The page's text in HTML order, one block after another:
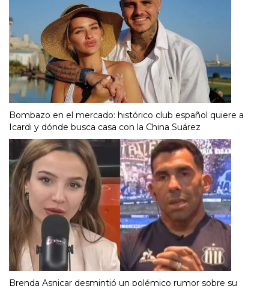
Bombazo en el mercado: histórico club español quiere a
Icardi y dónde busca casa con la China Suárez
Brenda Asnicar desmintió un polémico rumor sobre su